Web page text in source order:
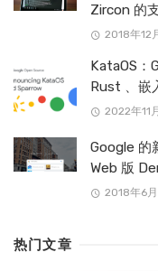
Zircon 的
2018年12
KataOS：
Rust 、嵌
2022年11
Google 的
Web 版
2018年6
热门文章